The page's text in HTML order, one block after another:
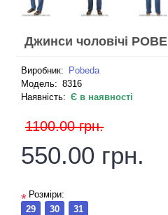
Джинси чоловічі
Виробник: Pobeda
Модель: 8316
Наявність: Є в наявності
1100.00 грн.
550.00 грн.
* Розміри:
29
30 31